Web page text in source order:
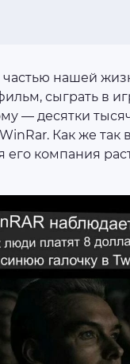
нашей
сыграть в
— десятки
Как же так
его компания